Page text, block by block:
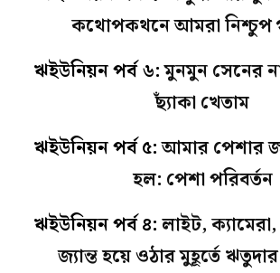
কথোপকথনে আমরা নিশ্চুপ
ঋইউনিয়ন পর্ব ৬:মুনমুন সেনের
ছ্যাঁকা খেতাম
ঋইউনিয়ন পর্ব ৫:আমার পেশার
হল: পেশা পরিবর্তন
ঋইউনিয়ন পর্ব ৪:লাইট,
জ‌্যান্ত হয়ে ওঠার মুহূর্তে